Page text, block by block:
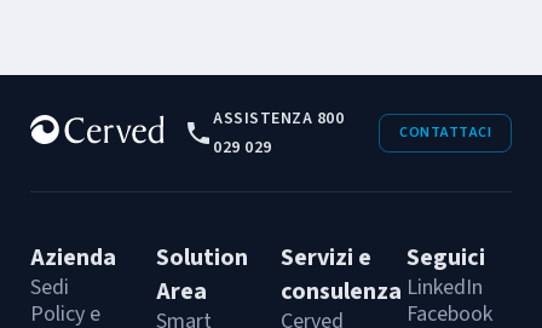
Marketing Conversazionale
per questo motivo è importante sapere come
integrare Lead Generation e marketing
conversazionale.
#PROWEB
ASSISTENZA 800
029 029
CONTATTACI
Azienda
Sedi
Policy e
Solution
Area
Smart
Servizi e
consulenza
Cerved
Seguici
LinkedIn
Facebook